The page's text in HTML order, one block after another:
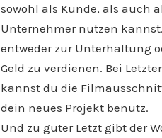
sowohl als Kunde, als auch
Unternehmer nutzen
entweder zur Unterhaltung
Geld zu verdienen. Bei
kannst du die
dein neues Projekt benutz.
Und zu guter Letzt gibt der